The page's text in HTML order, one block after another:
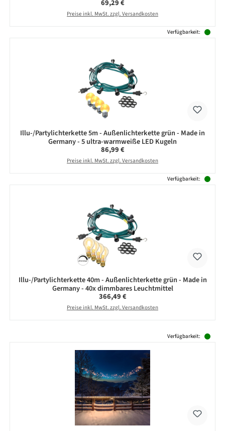
Regulärer Preis:
69,29 €
Preise inkl. MwSt. zzgl. Versandkosten
Verfügbarkeit:
Illu-/Partylichterkette 5m - Außenlichterkette grün - Made in
Germany - 5 ultra-warmweiße LED Kugeln
Regulärer Preis:
86,99 €
Preise inkl. MwSt. zzgl. Versandkosten
Verfügbarkeit:
Illu-/Partylichterkette 40m - Außenlichterkette grün - Made in
Germany - 40x dimmbares Leuchtmittel
Regulärer Preis:
366,49 €
Preise inkl. MwSt. zzgl. Versandkosten
Verfügbarkeit: